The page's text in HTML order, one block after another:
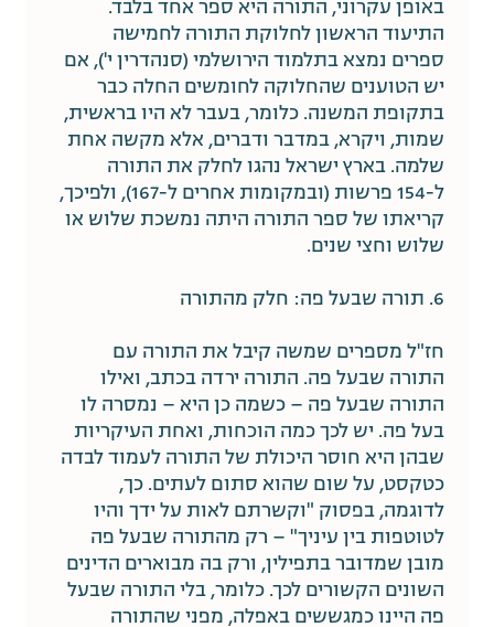
באופן עקרוני, התורה היא ספר אחד בלבד.
התיעוד הראשון לחלוקת התורה לחמישה
ספרים נמצא בתלמוד הירושלמי (סנהדרין י'), אם
יש הטוענים שהחלוקה לחומשים החלה כבר
בתקופת המשנה. כלומר, בעבר לא היו בראשית,
שמות, ויקרא, במדבר ודברים, אלא מקשה אחת
שלמה. בארץ ישראל נהגו לחלק את התורה
ל-154 פרשות (ובמקומות אחרים ל-167), ולפיכך,
קריאתו של ספר התורה היתה נמשכת שלוש או
שלוש וחצי שנים.
6. תורה שבעל פה: חלק מהתורה
חז"ל מספרים שמשה קיבל את התורה עם
התורה שבעל פה. התורה ירדה בכתב, ואילו
התורה שבעל פה – כשמה כן היא – נמסרה לו
בעל פה. יש לכך כמה הוכחות, ואחת העיקריות
שבהן היא חוסר היכולת של התורה לעמוד לבדה
כטקסט, על שום שהוא סתום לעתים. כך,
לדוגמה, בפסוק "וקשרתם לאות על ידך והיו
לטוטפות בין עיניך" – רק מהתורה שבעל פה
מובן שמדובר בתפילין, ורק בה מבוארים הדינים
השונים הקשורים לכך. כלומר, בלי התורה שבעל
פה היינו כמגששים באפלה, מפני שהתורה